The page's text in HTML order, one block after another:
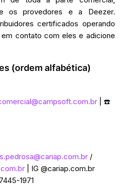
os provedores e a Deezer.
certificados operando
em contato com eles e adicione
(ordem alfabética)
| ☎️
/
| IG @cariap.com.br
1971